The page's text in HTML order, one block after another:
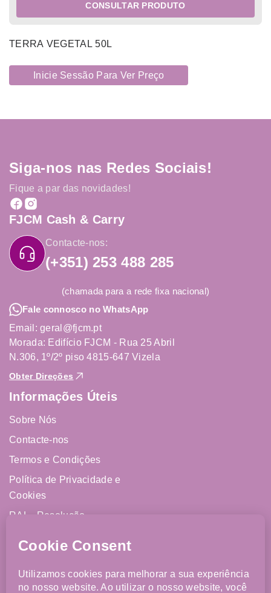
CONSULTAR PRODUTO
TERRA VEGETAL 50L
Inicie Sessão Para Ver Preço
Siga-nos nas Redes Sociais!
Fique a par das novidades!
FJCM Cash & Carry
Contacte-nos:
(+351) 253 488 285
(chamada para a rede fixa nacional)
Fale connosco no WhatsApp
Email: geral@fjcm.pt
Morada: Edifício FJCM - Rua 25 Abril
N.306, 1º/2º piso 4815-647 Vizela
Obter Direções
Informações Úteis
Sobre Nós
Contacte-nos
Termos e Condições
Política de Privacidade e
Cookies
RAL - Resolução
Livro de Reclamações